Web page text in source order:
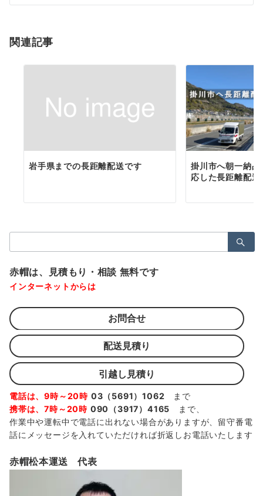
シ
ン
関連記事
岩手県までの長距離配送です
掛川市へ朝一納
応した長距離配送
索：
赤帽は、見積もり・相談 無料です
インターネットからは
お問合せ
配送見積り
引越し見積り
電話は、9時～20時 03（5691）1062 まで
携帯は、7時～20時 090（3917）4165 まで、
作業中や運転中で電話に出れない場合がありますが、留守番電
話にメッセージを入れていただければ折返しお電話いたします
赤帽松本運送 代表